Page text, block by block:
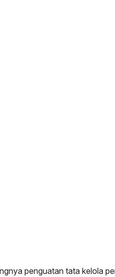
penguatan tata kelola